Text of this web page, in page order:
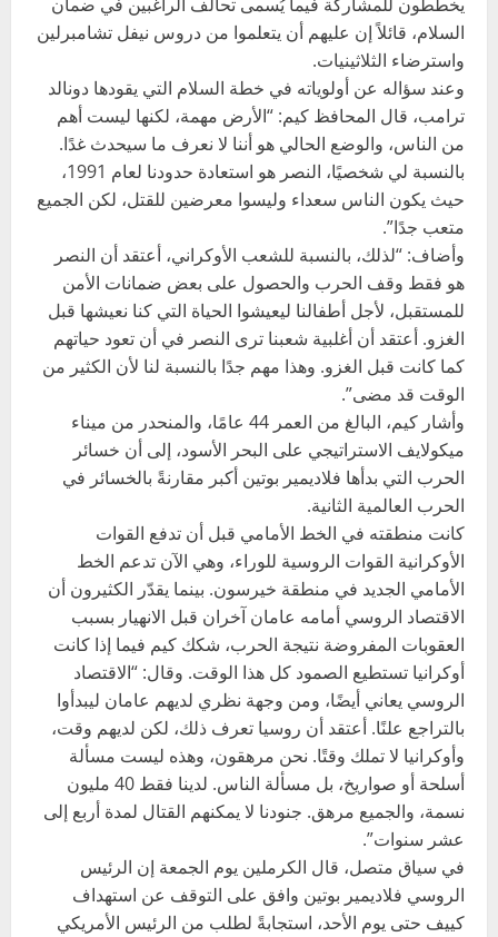
السلام، قائلاً إن عليهم أن يتعلموا من دروس نيفل تشامبرلين
واسترضاء الثلاثينيات.
وعند سؤاله عن أولوياته في خطة السلام التي يقودها دونالد
ترامب، قال المحافظ كيم: “الأرض مهمة، لكنها ليست أهم
من الناس، والوضع الحالي هو أننا لا نعرف ما سيحدث غدًا.
بالنسبة لي شخصيًا، النصر هو استعادة حدودنا لعام 1991،
حيث يكون الناس سعداء وليسوا معرضين للقتل، لكن الجميع
متعب جدًا”.
وأضاف: “لذلك، بالنسبة للشعب الأوكراني، أعتقد أن النصر
هو فقط وقف الحرب والحصول على بعض ضمانات الأمن
للمستقبل، لأجل أطفالنا ليعيشوا الحياة التي كنا نعيشها قبل
الغزو. أعتقد أن أغلبية شعبنا ترى النصر في أن تعود حياتهم
كما كانت قبل الغزو. وهذا مهم جدًا بالنسبة لنا لأن الكثير من
الوقت قد مضى”.
وأشار كيم، البالغ من العمر 44 عامًا، والمنحدر من ميناء
ميكولايف الاستراتيجي على البحر الأسود، إلى أن خسائر
الحرب التي بدأها فلاديمير بوتين أكبر مقارنةً بالخسائر في
الحرب العالمية الثانية.
كانت منطقته في الخط الأمامي قبل أن تدفع القوات
الأوكرانية القوات الروسية للوراء، وهي الآن تدعم الخط
الأمامي الجديد في منطقة خيرسون. بينما يقدّر الكثيرون أن
الاقتصاد الروسي أمامه عامان آخران قبل الانهيار بسبب
العقوبات المفروضة نتيجة الحرب، شكك كيم فيما إذا كانت
أوكرانيا تستطيع الصمود كل هذا الوقت. وقال: “الاقتصاد
الروسي يعاني أيضًا، ومن وجهة نظري لديهم عامان ليبدأوا
بالتراجع علنًا. أعتقد أن روسيا تعرف ذلك، لكن لديهم وقت،
وأوكرانيا لا تملك وقتًا. نحن مرهقون، وهذه ليست مسألة
أسلحة أو صواريخ، بل مسألة الناس. لدينا فقط 40 مليون
نسمة، والجميع مرهق. جنودنا لا يمكنهم القتال لمدة أربع إلى
عشر سنوات”.
في سياق متصل، قال الكرملين يوم الجمعة إن الرئيس
الروسي فلاديمير بوتين وافق على التوقف عن استهداف
كييف حتى يوم الأحد، استجابةً لطلب من الرئيس الأمريكي